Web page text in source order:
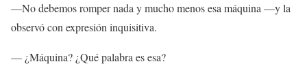
—No debemos romper nada y mucho menos esa máquina —y la
observó con expresión inquisitiva.
— ¿Máquina? ¿Qué palabra es esa?